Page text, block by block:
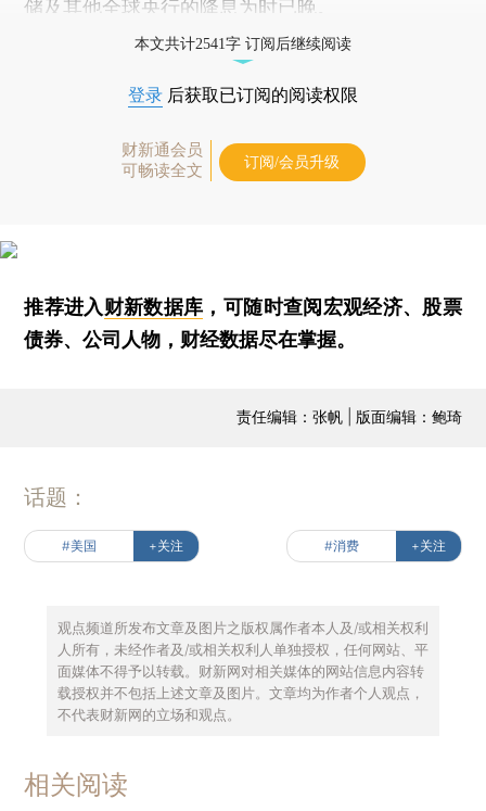
储及其他全球央行的降息为时已晚。
本文共计2541字 订阅后继续阅读
登录 后获取已订阅的阅读权限
财新通会员
可畅读全文
订阅/会员升级
推荐进入财新数据库 ，可随时查阅宏观经济、股票
债券、公司人物，财经数据尽在掌握。
责任编辑：张帆 | 版面编辑：鲍琦
话题：
#美国 +关注 #消费 +关注
观点频道所发布文章及图片之版权属作者本人及/或相关权利
人所有，未经作者及/或相关权利人单独授权，任何网站、平
面媒体不得予以转载。财新网对相关媒体的网站信息内容转
载授权并不包括上述文章及图片。文章均为作者个人观点，
不代表财新网的立场和观点。
相关阅读